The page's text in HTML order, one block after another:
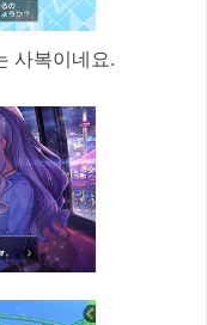
사복이네요.